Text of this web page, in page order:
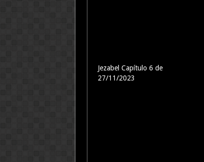
Jezabel Capítulo 6 de
27/11/2023